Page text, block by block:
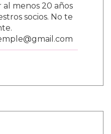
menos 20 años
socios. No te